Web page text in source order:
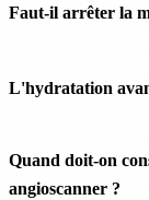
Faut-il arrêter la
L'hydratation
Quand doit-on
angioscanner ?